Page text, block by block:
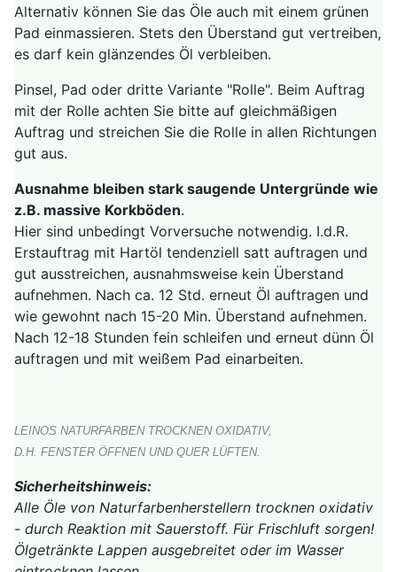
Alternativ können Sie das Öle auch mit einem grünen
Pad einmassieren. Stets den Überstand gut vertreiben,
es darf kein glänzendes Öl verbleiben.
Pinsel, Pad oder dritte Variante "Rolle". Beim Auftrag
mit der Rolle achten Sie bitte auf gleichmäßigen
Auftrag und streichen Sie die Rolle in allen Richtungen
gut aus.
Ausnahme bleiben stark saugende Untergründe wie
z.B. massive Korkböden.
Hier sind unbedingt Vorversuche notwendig. I.d.R.
Erstauftrag mit Hartöl tendenziell satt auftragen und
gut ausstreichen, ausnahmsweise kein Überstand
aufnehmen. Nach ca. 12 Std. erneut Öl auftragen und
wie gewohnt nach 15-20 Min. Überstand aufnehmen.
Nach 12-18 Stunden fein schleifen und erneut dünn Öl
auftragen und mit weißem Pad einarbeiten.
LEINOS NATURFARBEN TROCKNEN OXIDATIV,
D.H. FENSTER ÖFFNEN UND QUER LÜFTEN.
Sicherheitshinweis:
Alle Öle von Naturfarbenherstellern trocknen oxidativ
- durch Reaktion mit Sauerstoff. Für Frischluft sorgen!
Ölgetränkte Lappen ausgebreitet oder im Wasser